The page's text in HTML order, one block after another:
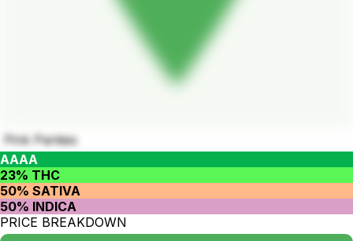
Pink Panties
AAAA
23% THC
50% SATIVA
50% INDICA
PRICE BREAKDOWN